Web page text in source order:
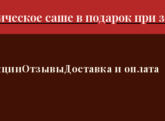
саше в подарок при
ОтзывыДоставка и оплата